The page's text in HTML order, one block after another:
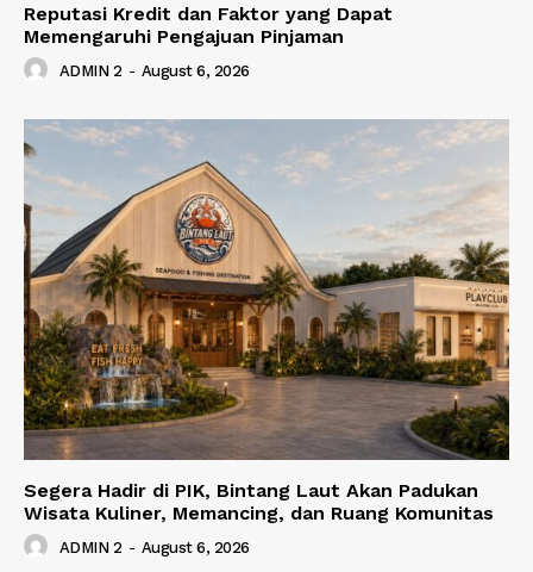
Reputasi Kredit dan Faktor yang Dapat
Memengaruhi Pengajuan Pinjaman
ADMIN 2 - August 6, 2026
Segera Hadir di PIK, Bintang Laut Akan Padukan
Wisata Kuliner, Memancing, dan Ruang Komunitas
ADMIN 2 - August 6, 2026